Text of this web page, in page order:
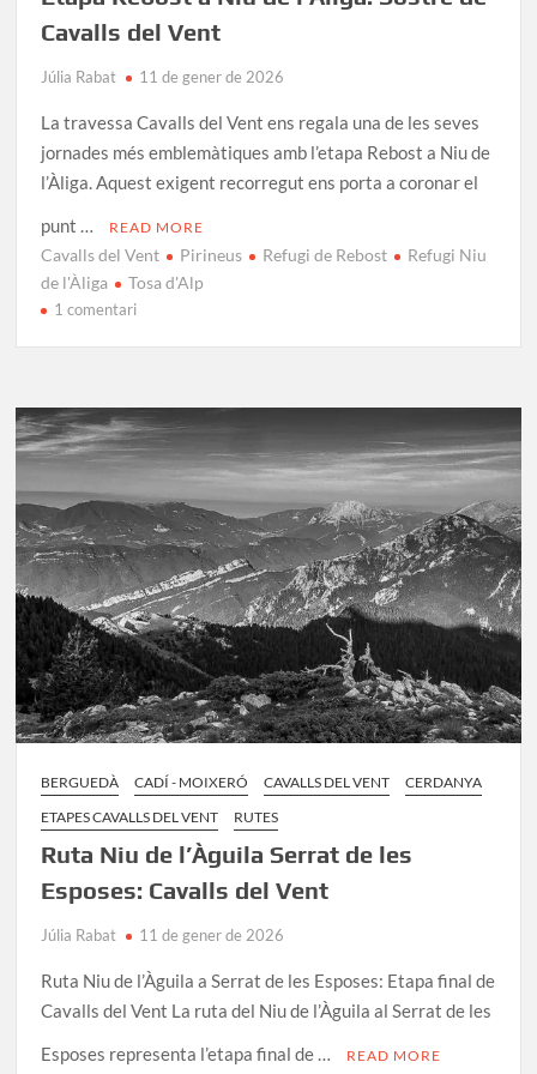
Cavalls del Vent
Júlia Rabat 11 de gener de 2026
La travessa Cavalls del Vent ens regala una de les seves
jornades més emblemàtiques amb l’etapa Rebost a Niu de
l’Àliga. Aquest exigent recorregut ens porta a coronar el
punt …
READ MORE
Cavalls del Vent Pirineus Refugi de Rebost
Refugi Niu
de l'Àliga
Tosa d'Alp
1 comentaria
Niu
de
l’Àliga:
Cavalls
del
Vent
BERGUEDÀ CADÍ - MOIXERÓ CAVALLS DEL VENT
CERDANYA
ETAPES CAVALLS DEL VENT
RUTES
Ruta Niu de l’Àguila Serrat de les
Esposes: Cavalls del Vent
Júlia Rabat 11 de gener de 2026
Ruta Niu de l’Àguila a Serrat de les Esposes: Etapa final de
Cavalls del Vent La ruta del Niu de l’Àguila al Serrat de les
Esposes representa l’etapa final de …
READ MORE